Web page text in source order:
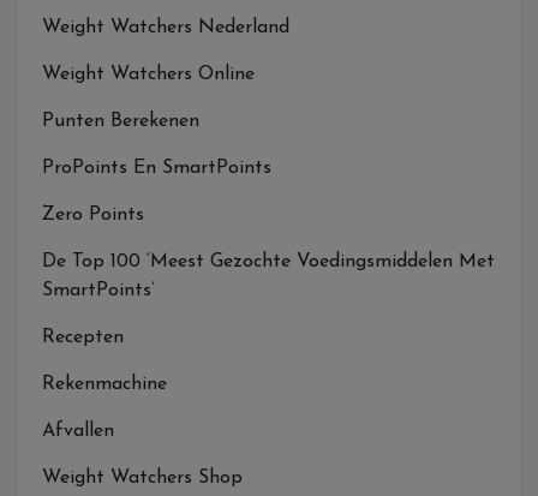
Weight Watchers Nederland
Weight Watchers Online
Punten Berekenen
ProPoints En SmartPoints
Zero Points
De Top 100 ‘Meest Gezochte Voedingsmiddelen Met
SmartPoints’
Recepten
Rekenmachine
Afvallen
Weight Watchers Shop